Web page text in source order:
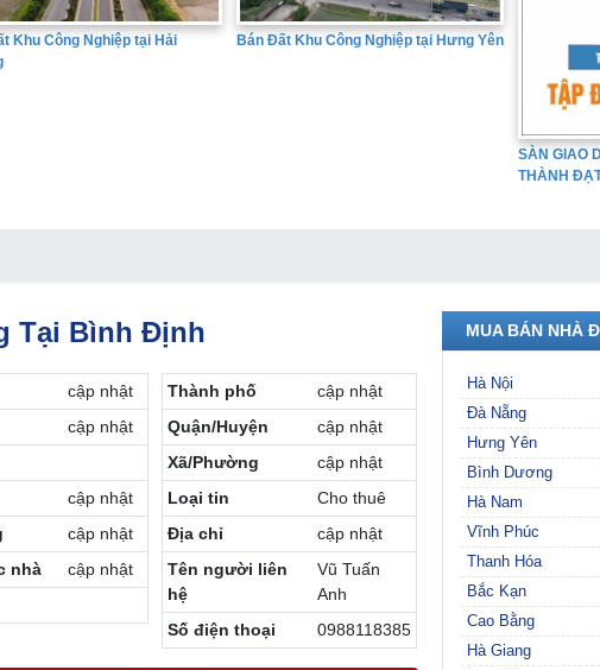
Khu Công Nghiệp tại Hải
Bán Đất Khu Công Nghiệp tại Hưng Yên
SÀN GIAO
THÀNH
Tại Bình Định
cập nhật
cập nhật
cập nhật
cập nhật
nhà
cập nhật
Thành phố
cập nhật
Quận/Huyện
cập nhật
Xã/Phường
cập nhật
Loại tin
Cho thuê
Địa chỉ
cập nhật
Tên người liên
hệ
Vũ Tuấn
Anh
Số điện thoại
0988118385
MUA BÁN NHÀ
Hà Nội
Đà Nẵng
Hưng Yên
Bình Dương
Hà Nam
Vĩnh Phúc
Thanh Hóa
Bắc Kạn
Cao Bằng
Hà Giang